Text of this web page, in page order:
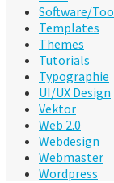
Software/
Templates
Themes
Tutorials
Typographie
UI/UX Design
Vektor
Web 2.0
Webdesign
Webmaster
Wordpress